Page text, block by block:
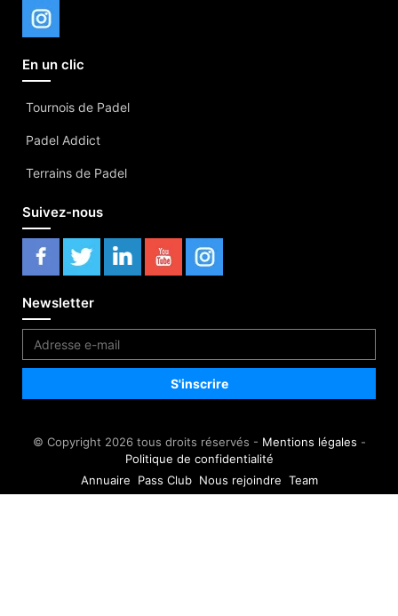
En un clic
Tournois de Padel
Padel Addict
Terrains de Padel
Suivez-nous
Newsletter
© Copyright 2026 tous droits réservés - Mentions légales -
Politique de confidentialité
Annuaire
Pass Club Nous rejoindre Team